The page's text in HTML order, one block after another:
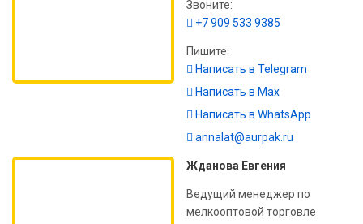
Звоните:
+7 909 533 9385
Пишите:
Написать в Telegram
Написать в Max
Написать в WhatsApp
annalat@aurpak.ru
Жданова Евгения
Ведущий менеджер по
мелкооптовой торговле